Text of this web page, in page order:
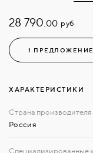
28 790.00 руб
1 ПРЕДЛОЖЕНИЕ
ХАРАКТЕРИСТИКИ
Россия